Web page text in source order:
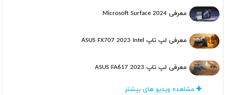
معرفی Microsoft Surface 2024
معرفی لپ تاپ ASUS FX707 2023 Intel
معرفی لپ تاپ ASUS FA617 2023
مشاهده ویدیو های بیشتر